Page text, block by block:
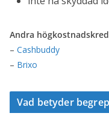
Andra
– Cashbuddy
– Brixo
Vad betyder